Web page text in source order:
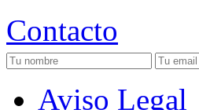
Contacto
Aviso Legal